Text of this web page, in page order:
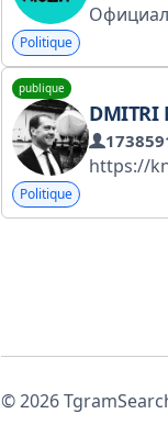
Politique
publique
DMITRI
https://knd.gov.ru/
Politique
© 2026